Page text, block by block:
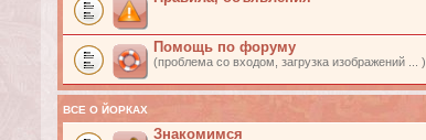
Помощь по форуму
(проблема со входом, загрузка изображений ... )
ВСЕ О ЙОРКАХ
Знакомимся